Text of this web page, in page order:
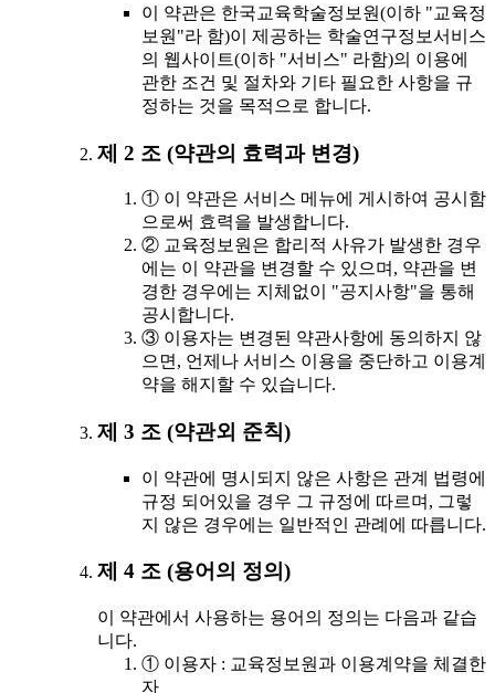
이 약관은 한국교육학술정보원(이하 "교육정
보원"라 함)이 제공하는 학술연구정보서비스
의 웹사이트(이하 "서비스" 라함)의 이용에
관한 조건 및 절차와 기타 필요한 사항을 규
정하는 것을 목적으로 합니다.
제 2 조 (약관의 효력과 변경)
① 이 약관은 서비스 메뉴에 게시하여 공시함
으로써 효력을 발생합니다.
② 교육정보원은 합리적 사유가 발생한 경우
에는 이 약관을 변경할 수 있으며, 약관을 변
경한 경우에는 지체없이 "공지사항"을 통해
공시합니다.
③ 이용자는 변경된 약관사항에 동의하지 않
으면, 언제나 서비스 이용을 중단하고 이용계
약을 해지할 수 있습니다.
제 3 조 (약관외 준칙)
이 약관에 명시되지 않은 사항은 관계 법령에
규정 되어있을 경우 그 규정에 따르며, 그렇
지 않은 경우에는 일반적인 관례에 따릅니다.
제 4 조 (용어의 정의)
이 약관에서 사용하는 용어의 정의는 다음과 같습
니다.
① 이용자 : 교육정보원과 이용계약을 체결한
자